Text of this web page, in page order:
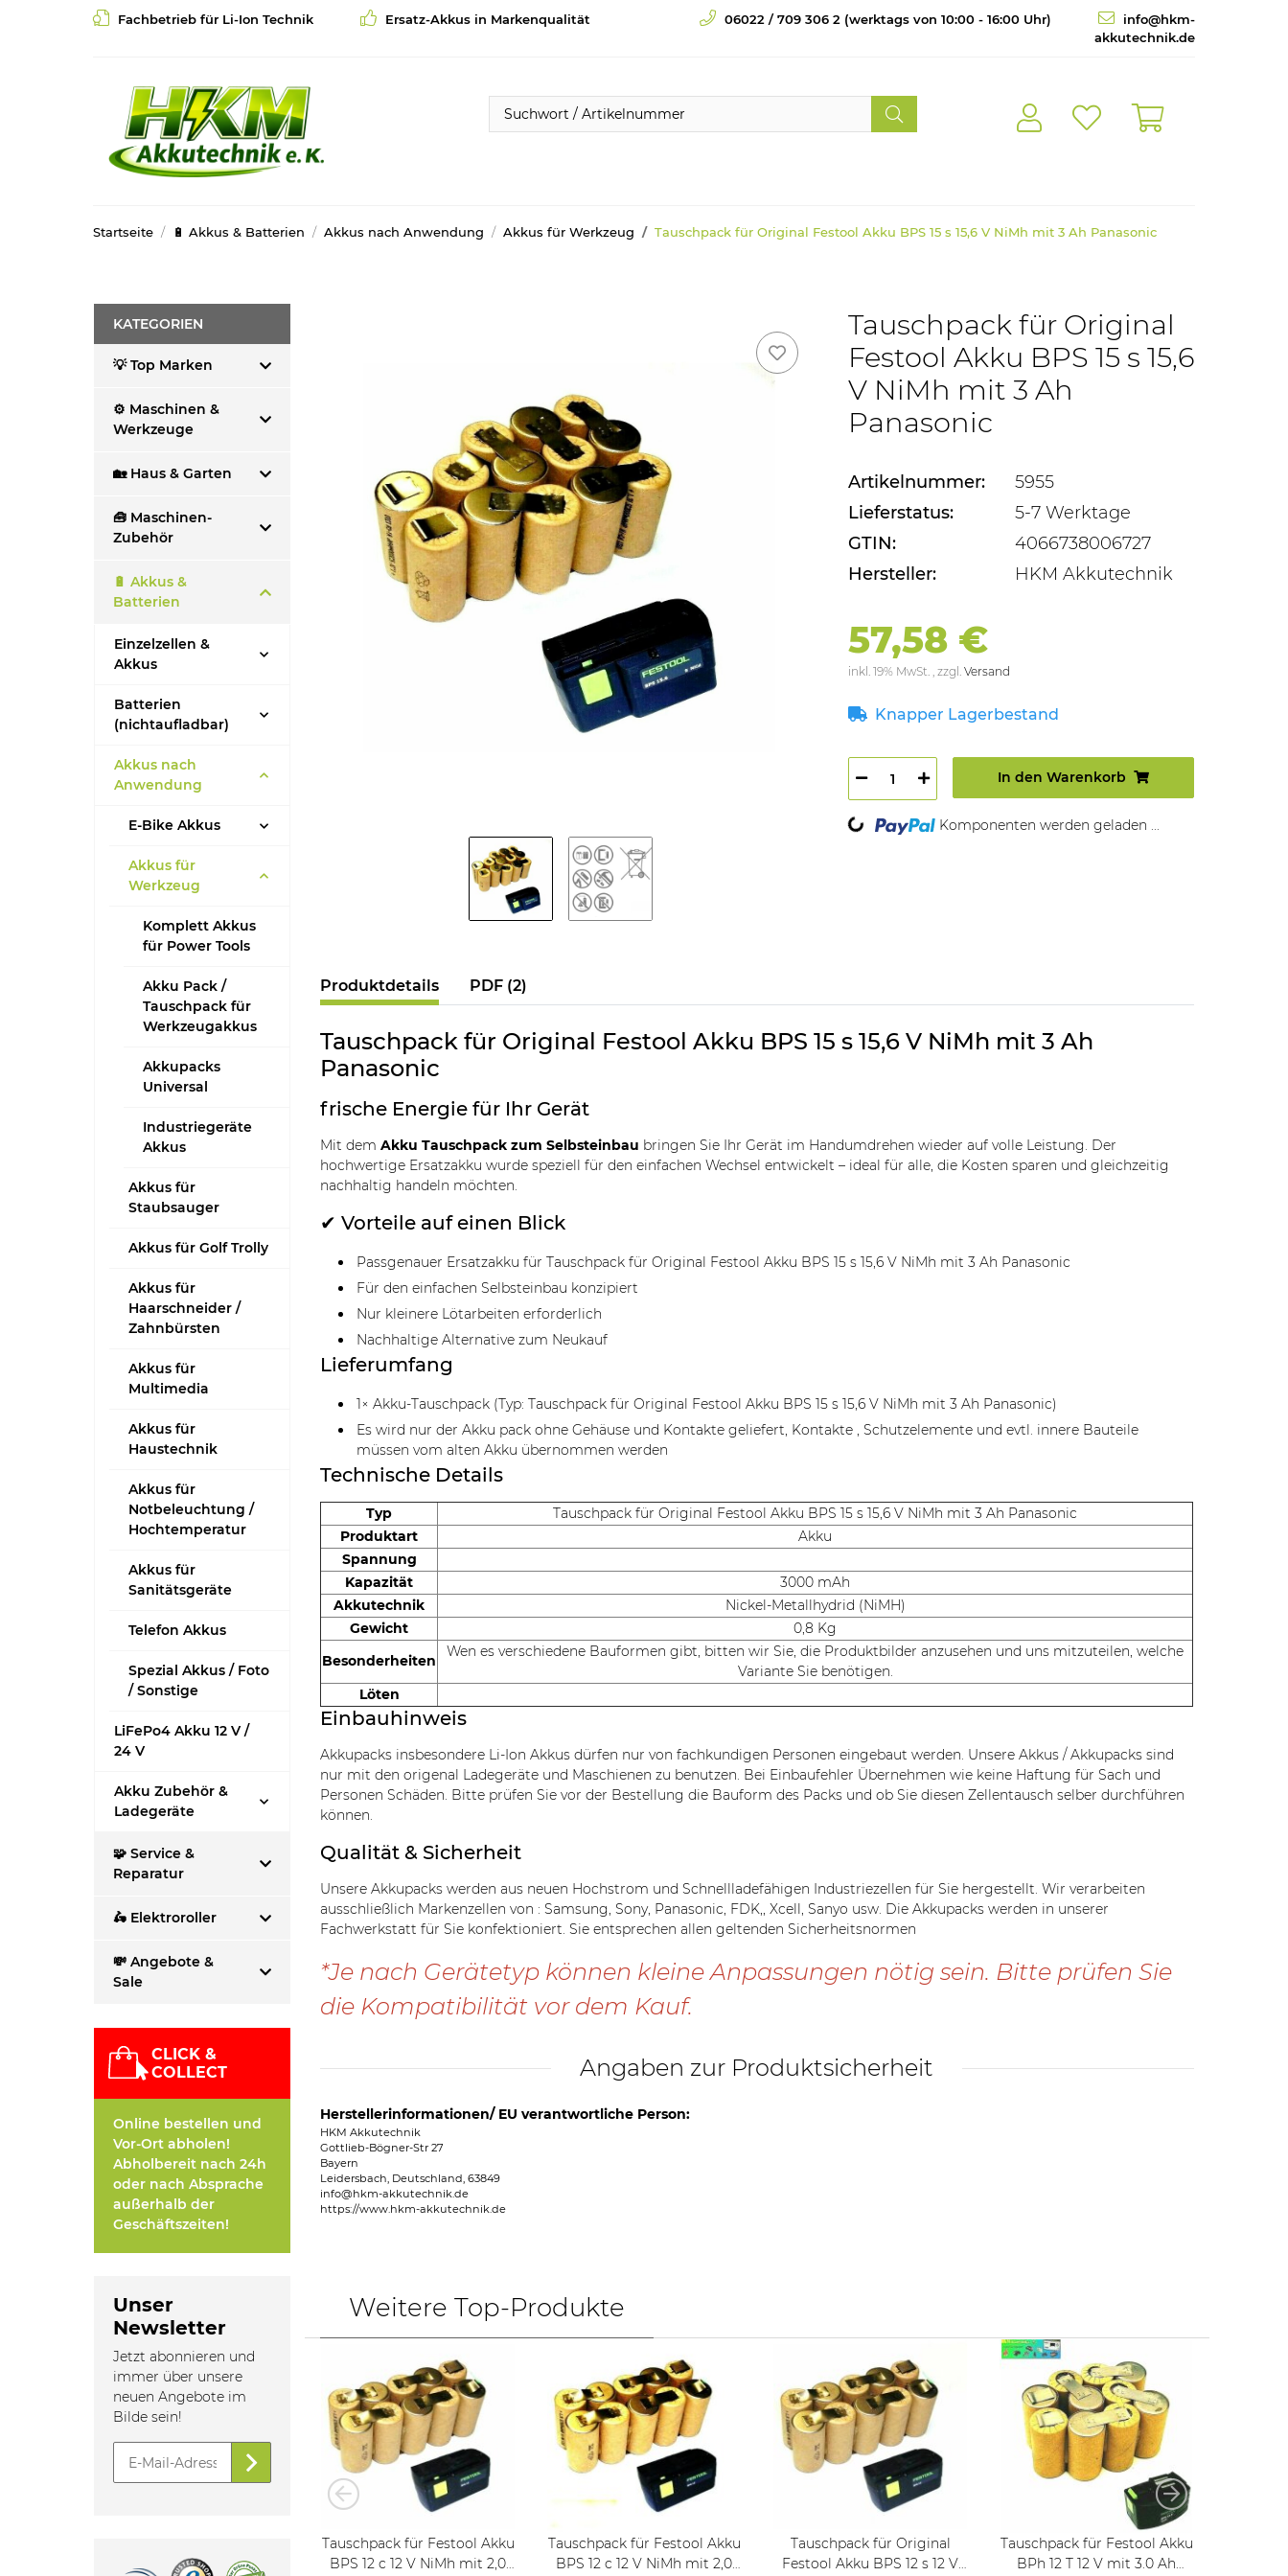
Fachbetrieb für Li-Ion Technik Ersatz-Akkus in Markenqualität 06022 / 709 306 2 (werktags von 10:00 - 16:00 Uhr)
info@hkm-
akkutechnik.de
Startseite 🔋 Akkus & Batterien Akkus nach Anwendung Akkus für Werkzeug Tauschpack für Original Festool Akku BPS 15 s 15,6 V NiMh mit 3 Ah Panasonic
Tauschpack für Original
Festool Akku BPS 15 s 15,6
V NiMh mit 3 Ah
Panasonic
Artikelnummer:
5955
Lieferstatus:
5-7 Werktage
GTIN:
4066738006727
Hersteller:
HKM Akkutechnik
57,58 €
inkl. 19% MwSt. , zzgl. Versand
Knapper Lagerbestand
In den Warenkorb
Loading... Komponenten werden geladen ...
Produktdetails PDF (2)
Tauschpack für Original Festool Akku BPS 15 s 15,6 V NiMh mit 3 Ah
Panasonic
frische Energie für Ihr Gerät
Mit demAkku Tauschpack zum Selbsteinbau bringen Sie Ihr Gerät im Handumdrehen wieder auf volle Leistung. Der
hochwertige Ersatzakku wurde speziell für den einfachen Wechsel entwickelt – ideal für alle, die Kosten sparen und gleichzeitig
nachhaltig handeln möchten.
✔ Vorteile auf einen Blick
Passgenauer Ersatzakku für Tauschpack für Original Festool Akku BPS 15 s 15,6 V NiMh mit 3 Ah Panasonic
Für den einfachen Selbsteinbau konzipiert
Nur kleinere Lötarbeiten erforderlich
Nachhaltige Alternative zum Neukauf
Lieferumfang
1× Akku-Tauschpack (Typ: Tauschpack für Original Festool Akku BPS 15 s 15,6 V NiMh mit 3 Ah Panasonic)
Es wird nur der Akku pack ohne Gehäuse und Kontakte geliefert, Kontakte , Schutzelemente und evtl. innere Bauteile
müssen vom alten Akku übernommen werden
Technische Details
Typ
Tauschpack für Original Festool Akku BPS 15 s 15,6 V NiMh mit 3 Ah Panasonic
Produktart
Akku
Spannung
Kapazität
3000 mAh
Akkutechnik
Nickel-Metallhydrid (NiMH)
Gewicht
0,8 Kg
Besonderheiten
Wen es verschiedene Bauformen gibt, bitten wir Sie, die Produktbilder anzusehen und uns mitzuteilen, welche
Variante Sie benötigen.
Löten
Einbauhinweis
Akkupacks insbesondere Li-Ion Akkus dürfen nur von fachkundigen Personen eingebaut werden. Unsere Akkus / Akkupacks sind
nur mit den origenal Ladegeräte und Maschienen zu benutzen. Bei Einbaufehler Übernehmen wie keine Haftung für Sach und
Personen Schäden. Bitte prüfen Sie vor der Bestellung die Bauform des Packs und ob Sie diesen Zellentausch selber durchführen
können.
Qualität & Sicherheit
Unsere Akkupacks werden aus neuen Hochstrom und Schnellladefähigen Industriezellen für Sie hergestellt. Wir verarbeiten
ausschließlich Markenzellen von : Samsung, Sony, Panasonic, FDK,, Xcell, Sanyo usw. Die Akkupacks werden in unserer
Fachwerkstatt für Sie konfektioniert. Sie entsprechen allen geltenden Sicherheitsnormen
*Je nach Gerätetyp können kleine Anpassungen nötig sein. Bitte prüfen Sie
die Kompatibilität vor dem Kauf.
Angaben zur Produktsicherheit
Herstellerinformationen/ EU verantwortliche Person:
HKM Akkutechnik
Gottlieb-Bögner-Str 27
Bayern
Leidersbach, Deutschland, 63849
info@hkm-akkutechnik.de
https://www.hkm-akkutechnik.de
Weitere Top-Produkte
Festool Akku BPS 15 s 15,6 V
Tauschpack für Festool Akku
BPS 12 c 12 V NiMh mit 2,0
Tauschpack für Festool Akku
BPS 12 c 12 V NiMh mit 2,0
Tauschpack für Original
Festool Akku BPS 12 s 12 V
Tauschpack für Festool Akku
BPh 12 T 12 V mit 3.0 Ah
KATEGORIEN
💡 Top Marken
⚙️ Maschinen &
Werkzeuge
🏡 Haus & Garten
🧰 Maschinen-
Zubehör
🔋 Akkus &
Batterien
Einzelzellen &
Akkus
Batterien
(nichtaufladbar)
Akkus nach
Anwendung
E-Bike Akkus
Akkus für
Werkzeug
Komplett Akkus
für Power Tools
Akku Pack /
Tauschpack für
Werkzeugakkus
Akkupacks
Universal
Industriegeräte
Akkus
Akkus für
Staubsauger
Akkus für Golf Trolly
Akkus für
Haarschneider /
Zahnbürsten
Akkus für
Multimedia
Akkus für
Haustechnik
Akkus für
Notbeleuchtung /
Hochtemperatur
Akkus für
Sanitätsgeräte
Telefon Akkus
Spezial Akkus / Foto
/ Sonstige
LiFePo4 Akku 12 V /
24 V
Akku Zubehör &
Ladegeräte
🧩 Service &
Reparatur
🛵 Elektroroller
💸 Angebote &
Sale
CLICK &
COLLECT
Online bestellen und
Vor-Ort abholen!
Abholbereit nach 24h
oder nach Absprache
außerhalb der
Geschäftszeiten!
Unser
Newsletter
Jetzt abonnieren und
immer über unsere
neuen Angebote im
Bilde sein!